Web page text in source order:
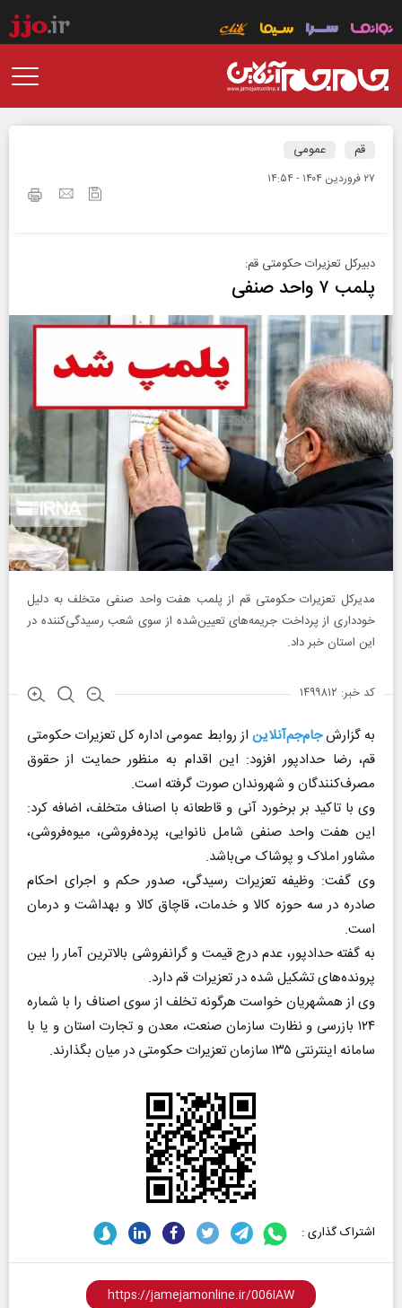
قم عمومی
۲۷ فروردين ۱۴۰۴ - ۱۴:۵۴
دبیرکل تعزیرات حکومتی قم:
پلمب ۷ واحد صنفی
مدیرکل تعزیرات حکومتی قم از پلمب هفت واحد صنفی متخلف به دلیل
خودداری از پرداخت جریمه‌های تعیین‌شده از سوی شعب رسیدگی‌کننده در
این استان خبر داد.
کد خبر: ۱۴۹۹۸۱۲
به گزارشجام‌جم‌آنلاین از روابط عمومی اداره کل تعزیرات حکومتی
قم، رضا حدادپور افزود: این اقدام به منظور حمایت از حقوق
مصرف‌کنندگان و شهروندان صورت گرفته است.
وی با تاکید بر برخورد آنی و قاطعانه با اصناف متخلف، اضافه کرد:
این هفت واحد صنفی شامل نانوایی، پرده‌فروشی، میوه‌فروشی،
مشاور املاک و پوشاک می‌باشد.
وی گفت: وظیفه تعزیرات رسیدگی، صدور حکم و اجرای احکام
صادره در سه حوزه کالا و خدمات، قاچاق کالا و بهداشت و درمان
است.
به گفته حدادپور، عدم درج قیمت و گرانفروشی بالاترین آمار را بین
پرونده‌های تشکیل شده در تعزیرات قم دارد.
وی از همشهریان خواست هرگونه تخلف از سوی اصناف را با شماره
۱۲۴ بازرسی و نظارت سازمان صنعت، معدن و تجارت استان و یا با
سامانه اینترنتی ۱۳۵ سازمان تعزیرات حکومتی در میان بگذارند.
اشتراک گذاری :